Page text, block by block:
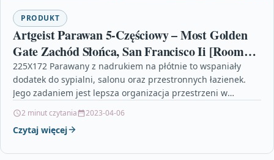
PRODUKT
Artgeist Parawan 5-Częściowy – Most Golden
Gate Zachód Słońca, San Francisco Ii [Room
Dividers] 225X172
225X172 Parawany z nadrukiem na płótnie to wspaniały
dodatek do sypialni, salonu oraz przestronnych łazienek.
Jego zadaniem jest lepsza organizacja przestrzeni w
2 minut czytania 2023-04-06
Czytaj więcej